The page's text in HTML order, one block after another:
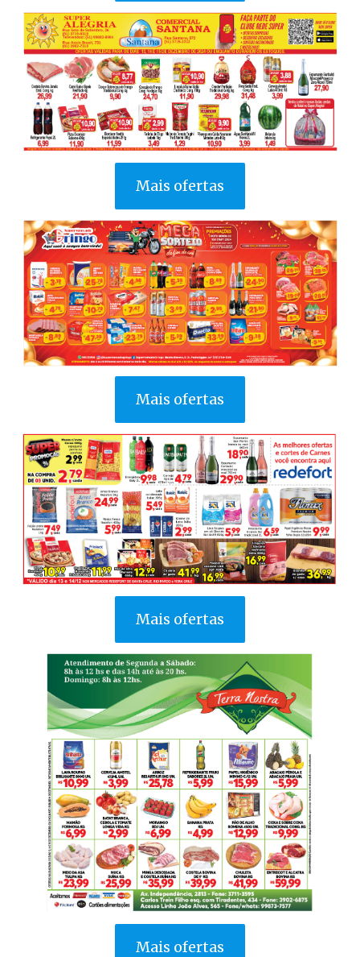
Mais ofertas
Mais ofertas
Mais ofertas
Mais ofertas